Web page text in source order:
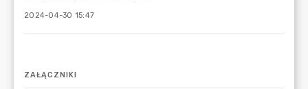
2024-04-30 15:47
ZAŁĄCZNIKI